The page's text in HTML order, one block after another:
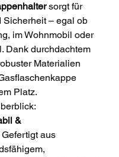
sorgt für
Sicherheit – egal ob
im Wohnmobil oder
Dank durchdachtem
Materialien
Platz.
&
Gefertigt aus